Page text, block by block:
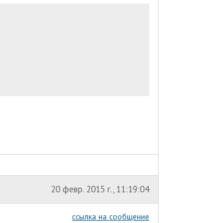
20 февр. 2015 г., 11:19:04
ссылка на сообщение